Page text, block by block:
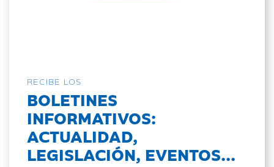
RECIBE LOS
BOLETINES
INFORMATIVOS:
ACTUALIDAD,
LEGISLACIÓN, EVENTOS...